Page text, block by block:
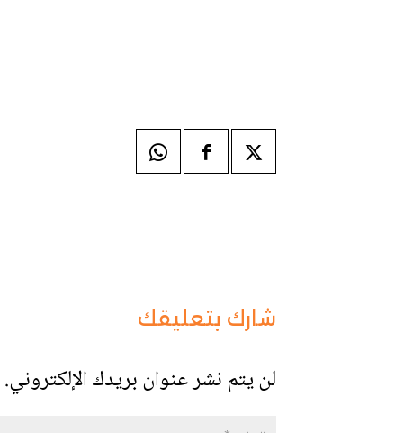
شارك بتعليقك
لن يتم نشر عنوان بريدك الإلكتروني.